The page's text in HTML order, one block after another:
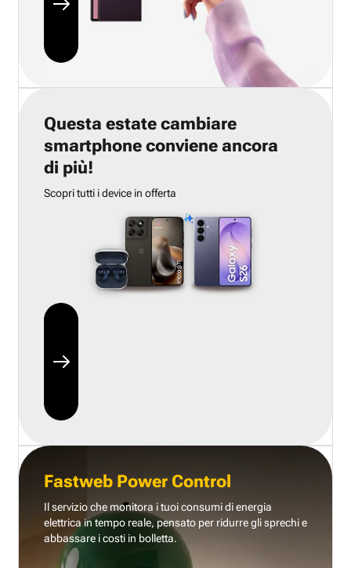
Questa estate cambiare
smartphone conviene ancora
di più!
Scopri tutti i device in offerta
Fastweb Power Control
Il servizio che monitora i tuoi consumi di energia
elettrica in tempo reale, pensato per ridurre gli sprechi e
abbassare i costi in bolletta.